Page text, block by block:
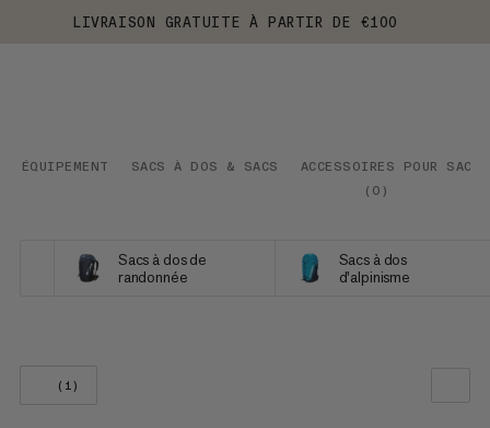
LIVRAISON GRATUITE À PARTIR DE €100
ÉQUIPEMENT SACS À DOS & SACS
ACCESSOIRES POUR SACS
( 0 )
Sacs à dos de
randonnée
Sacs à dos
d'alpinisme
(1)